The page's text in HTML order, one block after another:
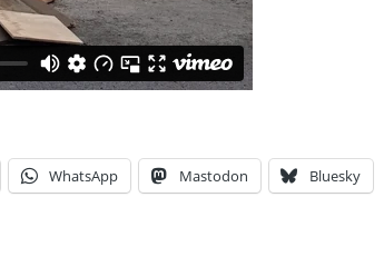
WhatsApp Mastodon Bluesky